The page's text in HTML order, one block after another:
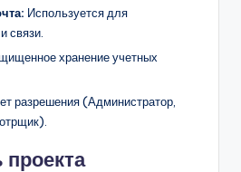
Используется для
связи.
хранение учетных
разрешения (Администратор,